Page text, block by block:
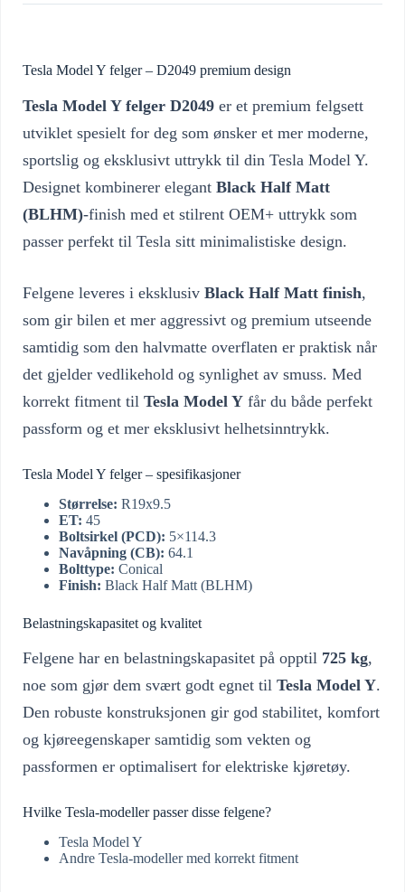
Tesla Model Y felger – D2049 premium design
Tesla Model Y felger D2049 er et premium felgsett
utviklet spesielt for deg som ønsker et mer moderne,
sportslig og eksklusivt uttrykk til din Tesla Model Y.
Designet kombinerer elegant Black Half Matt
(BLHM)-finish med et stilrent OEM+ uttrykk som
passer perfekt til Tesla sitt minimalistiske design.
Felgene leveres i eksklusiv Black Half Matt finish,
som gir bilen et mer aggressivt og premium utseende
samtidig som den halvmatte overflaten er praktisk når
det gjelder vedlikehold og synlighet av smuss. Med
korrekt fitment til Tesla Model Y får du både perfekt
passform og et mer eksklusivt helhetsinntrykk.
Tesla Model Y felger – spesifikasjoner
Størrelse: R19x9.5
ET: 45
Boltsirkel (PCD): 5×114.3
Navåpning (CB): 64.1
Bolttype: Conical
Finish: Black Half Matt (BLHM)
Belastningskapasitet og kvalitet
Felgene har en belastningskapasitet på opptil 725 kg,
noe som gjør dem svært godt egnet til Tesla Model Y.
Den robuste konstruksjonen gir god stabilitet, komfort
og kjøreegenskaper samtidig som vekten og
passformen er optimalisert for elektriske kjøretøy.
Hvilke Tesla-modeller passer disse felgene?
Tesla Model Y
Andre Tesla-modeller med korrekt fitment